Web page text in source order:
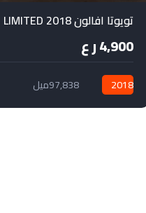
تويوتا افالون 2018 LIMITED
4,900 ر ع
2018 97,838ميل